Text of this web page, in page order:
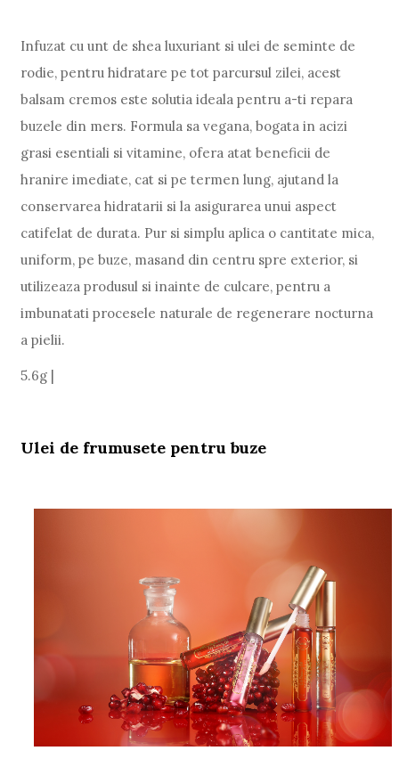
Infuzat cu unt de shea luxuriant si ulei de seminte de
rodie, pentru hidratare pe tot parcursul zilei, acest
balsam cremos este solutia ideala pentru a-ti repara
buzele din mers. Formula sa vegana, bogata in acizi
grasi esentiali si vitamine, ofera atat beneficii de
hranire imediate, cat si pe termen lung, ajutand la
conservarea hidratarii si la asigurarea unui aspect
catifelat de durata. Pur si simplu aplica o cantitate mica,
uniform, pe buze, masand din centru spre exterior, si
utilizeaza produsul si inainte de culcare, pentru a
imbunatati procesele naturale de regenerare nocturna
a pielii.
5.6g |
Ulei de frumusete pentru buze